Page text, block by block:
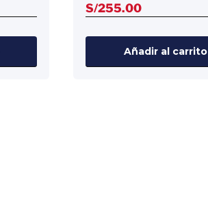
S/255.00
Añadir al carrito